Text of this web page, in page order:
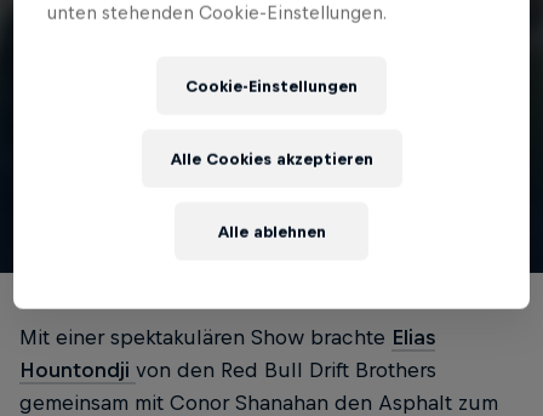
Red Bull Formula Nürburgring: Live Feed
Red Bull Formula Nürburgring anschauen, wann und wo du willst.
Mit einer spektakulären Show brachte Elias
Hountondji von den Red Bull Drift Brothers
gemeinsam mit Conor Shanahan den Asphalt zum
unten stehenden Cookie-Einstellungen.
Cookie-Einstellungen
Alle ablehnen
Alle Cookies akzeptieren